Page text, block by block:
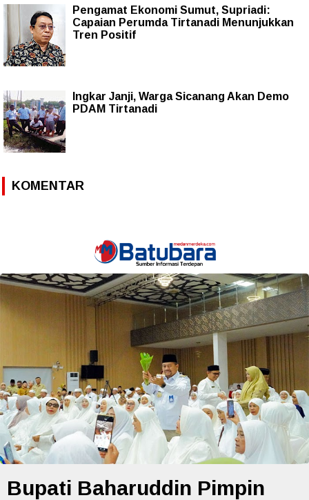
Pengamat Ekonomi Sumut, Supriadi:
Capaian Perumda Tirtanadi Menunjukkan
Tren Positif
Ingkar Janji, Warga Sicanang Akan Demo
PDAM Tirtanadi
KOMENTAR
Bupati Baharuddin Pimpin